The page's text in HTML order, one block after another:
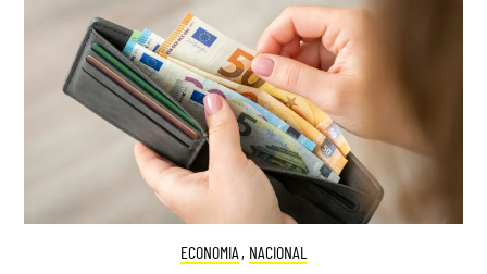
ECONOMIA , NACIONAL